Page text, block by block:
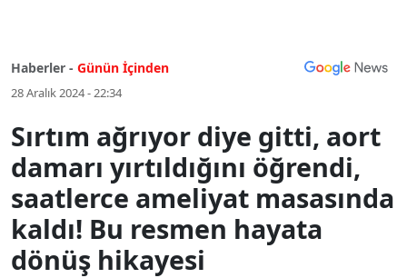
Haberler - Günün İçinden
28 Aralık 2024 - 22:34
Sırtım ağrıyor diye gitti, aort
damarı yırtıldığını öğrendi,
saatlerce ameliyat masasında
kaldı! Bu resmen hayata
dönüş hikayesi